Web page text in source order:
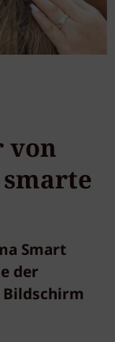
von
Smart
der
Bildschirm